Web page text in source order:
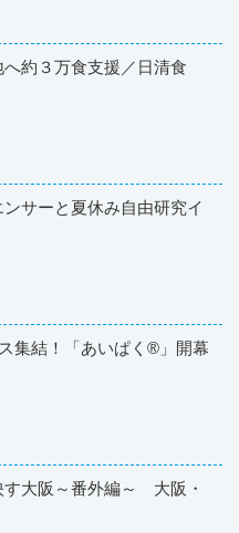
約３万食支援／日清食
ンサーと夏休み自由研究イ
集結！「あいぱく®」開幕
す大阪～番外編～ 大阪・